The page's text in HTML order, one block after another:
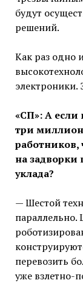
будут
решений.
Как раз одно
электроники.
«СП»: А если
три
работников,
на задворки
уклада?
— Шестой
перевозить
уже взлетно-